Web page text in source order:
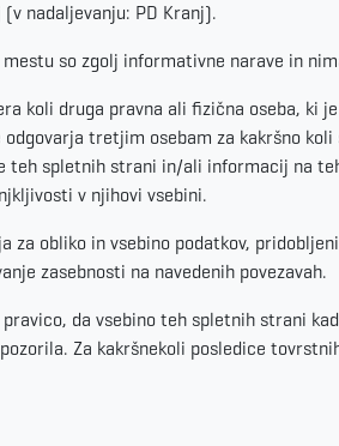
nadaljevanju: PD Kranj).
so zgolj informativne narave in
koli druga pravna ali fizična oseba, ki
tretjim osebam za kakršno
teh spletnih strani in/ali informacij na
v njihovi vsebini.
za obliko in vsebino podatkov,
zasebnosti na navedenih povezavah.
da vsebino teh spletnih strani
Za kakršnekoli posledice